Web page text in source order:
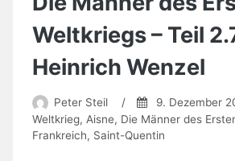
Weltkriegs – Teil
Heinrich Wenzel
Peter Steil / 9. Dezember
Weltkrieg, Aisne, Die Männer des
Frankreich, Saint-Quentin